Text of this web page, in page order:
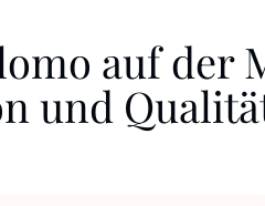
auf der
und